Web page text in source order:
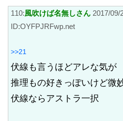
110:風吹けば名無しさん 2017/09/
ID:OYFPJRFwp.net
>>21
伏線も言うほどアレな気が
推理もの好きっぽいけど微
伏線ならアストラ一択